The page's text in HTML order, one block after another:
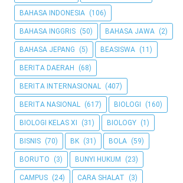
BAHASA INDONESIA (106)
BAHASA INGGRIS (50) BAHASA JAWA (2)
BAHASA JEPANG (5) BEASISWA (11)
BERITA DAERAH (68)
BERITA INTERNASIONAL (407)
BERITA NASIONAL (617) BIOLOGI (160)
BIOLOGI KELAS XI (31) BIOLOGY (1)
BISNIS (70) BK (31) BOLA (59)
BORUTO (3) BUNYI HUKUM (23)
CAMPUS (24) CARA SHALAT (3)